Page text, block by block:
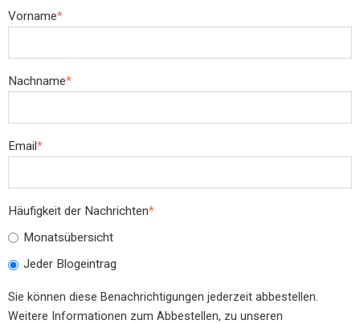
Vorname*
Nachname*
Email*
Häufigkeit der Nachrichten*
Monatsübersicht
Jeder Blogeintrag
Sie können diese Benachrichtigungen jederzeit abbestellen.
Weitere Informationen zum Abbestellen, zu unseren